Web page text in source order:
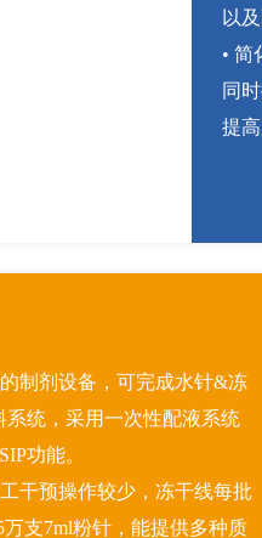
以
• 简
同
提高
制剂设备，可完成水针&冻
统，采用一次性配液系统
功能。
干预操作较少，冻干线每批
支7ml粉针，能提供多种质